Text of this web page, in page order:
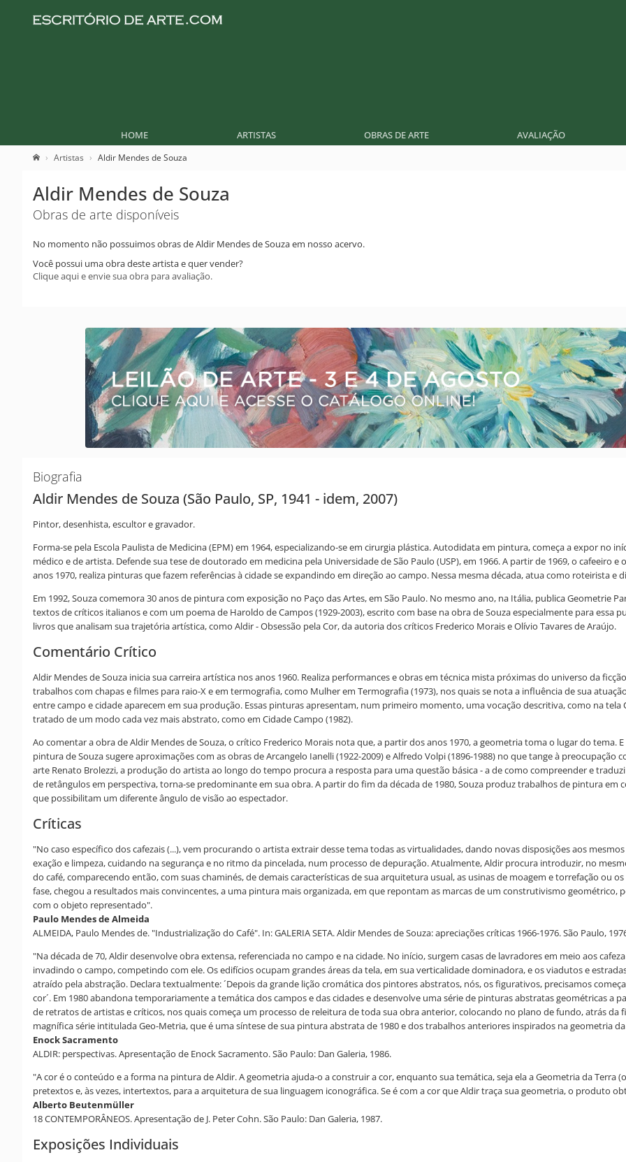
HOME ARTISTAS OBRAS DE ARTE AVALIAÇÃO
Artistas Aldir Mendes de Souza
Aldir Mendes de Souza
Obras de arte disponíveis
No momento não possuimos obras de Aldir Mendes de Souza em nosso acervo.
Você possui uma obra deste artista e quer vender?
Clique aqui e envie sua obra para avaliação.
Biografia
Aldir Mendes de Souza (São Paulo, SP, 1941 - idem, 2007)
Pintor, desenhista, escultor e gravador.
Forma-se pela Escola Paulista de Medicina (EPM) em 1964, especializando-se em cirurgia plástica. Autodidata em pintura, começa a expor no
médico e de artista. Defende sua tese de doutorado em medicina pela Universidade de São Paulo (USP), em 1966. A partir de 1969, o cafeeiro
anos 1970, realiza pinturas que fazem referências à cidade se expandindo em direção ao campo. Nessa mesma década, atua como roteirista
Em 1992, Souza comemora 30 anos de pintura com exposição no Paço das Artes, em São Paulo. No mesmo ano, na Itália, publica Geometrie
textos de críticos italianos e com um poema de Haroldo de Campos (1929-2003), escrito com base na obra de Souza especialmente para essa
livros que analisam sua trajetória artística, como Aldir - Obsessão pela Cor, da autoria dos críticos Frederico Morais e Olívio Tavares de Araújo.
Comentário Crítico
Aldir Mendes de Souza inicia sua carreira artística nos anos 1960. Realiza performances e obras em técnica mista próximas do universo da
trabalhos com chapas e filmes para raio-X e em termografia, como Mulher em Termografia (1973), nos quais se nota a influência de sua
entre campo e cidade aparecem em sua produção. Essas pinturas apresentam, num primeiro momento, uma vocação descritiva, como na tela
tratado de um modo cada vez mais abstrato, como em Cidade Campo (1982).
Ao comentar a obra de Aldir Mendes de Souza, o crítico Frederico Morais nota que, a partir dos anos 1970, a geometria toma o lugar do
pintura de Souza sugere aproximações com as obras de Arcangelo Ianelli (1922-2009) e Alfredo Volpi (1896-1988) no que tange à
arte Renato Brolezzi, a produção do artista ao longo do tempo procura a resposta para uma questão básica - a de como compreender e
de retângulos em perspectiva, torna-se predominante em sua obra. A partir do fim da década de 1980, Souza produz trabalhos de pintura
que possibilitam um diferente ângulo de visão ao espectador.
Críticas
"No caso específico dos cafezais (...), vem procurando o artista extrair desse tema todas as virtualidades, dando novas disposições aos
exação e limpeza, cuidando na segurança e no ritmo da pincelada, num processo de depuração. Atualmente, Aldir procura introduzir, no
do café, comparecendo então, com suas chaminés, de demais características de sua arquitetura usual, as usinas de moagem e torrefação ou
fase, chegou a resultados mais convincentes, a uma pintura mais organizada, em que repontam as marcas de um construtivismo
com o objeto representado".
Paulo Mendes de Almeida
ALMEIDA, Paulo Mendes de. "Industrialização do Café". In: GALERIA SETA. Aldir Mendes de Souza: apreciações críticas 1966-1976. São Paulo,
"Na década de 70, Aldir desenvolve obra extensa, referenciada no campo e na cidade. No início, surgem casas de lavradores em meio aos
invadindo o campo, competindo com ele. Os edifícios ocupam grandes áreas da tela, em sua verticalidade dominadora, e os viadutos e
atraído pela abstração. Declara textualmente: ´Depois da grande lição cromática dos pintores abstratos, nós, os figurativos, precisamos
cor´. Em 1980 abandona temporariamente a temática dos campos e das cidades e desenvolve uma série de pinturas abstratas geométricas a
de retratos de artistas e críticos, nos quais começa um processo de releitura de toda sua obra anterior, colocando no plano de fundo, atrás da
magnífica série intitulada Geo-Metria, que é uma síntese de sua pintura abstrata de 1980 e dos trabalhos anteriores inspirados na geometria da
Enock Sacramento
ALDIR: perspectivas. Apresentação de Enock Sacramento. São Paulo: Dan Galeria, 1986.
"A cor é o conteúdo e a forma na pintura de Aldir. A geometria ajuda-o a construir a cor, enquanto sua temática, seja ela a Geometria da Terra
pretextos e, às vezes, intertextos, para a arquitetura de sua linguagem iconográfica. Se é com a cor que Aldir traça sua geometria, o produto
Alberto Beutenmüller
18 CONTEMPORÂNEOS. Apresentação de J. Peter Cohn. São Paulo: Dan Galeria, 1987.
Exposições Individuais